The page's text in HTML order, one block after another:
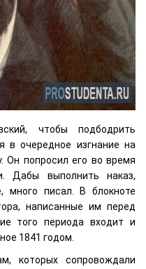
чтобы подбодрить
в очередное изгнание на
Он попросил его во время
Дабы выполнить наказ,
много писал. В блокноте
написанные им перед
того периода входит и
1841 годом.
которых сопровождали